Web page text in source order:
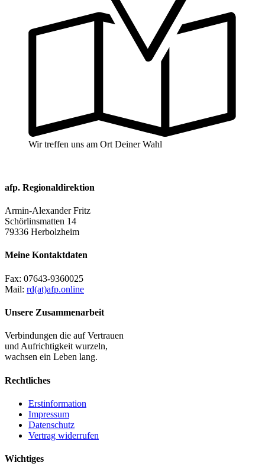
Wir treffen uns am Ort Deiner Wahl
afp. Regionaldirektion
Armin-Alexander Fritz
Schörlinsmatten 14
79336 Herbolzheim
Meine Kontaktdaten
Fax: 07643-9360025
Mail: rd(at)afp.online
Unsere Zusammenarbeit
Verbindungen die auf Vertrauen
und Aufrichtigkeit wurzeln,
wachsen ein Leben lang.
Rechtliches
Erstinformation
Impressum
Datenschutz
Vertrag widerrufen
Wichtiges